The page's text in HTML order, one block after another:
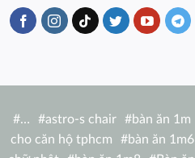
#… #astro-s chair #bàn ăn 1m
cho căn hộ tphcm
#bàn ăn 1m6